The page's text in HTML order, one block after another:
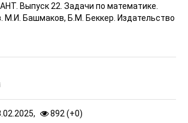
Выпуск 22. Задачи по математике.
М.И. Башмаков, Б.М. Беккер. Издательство
892 (+0)